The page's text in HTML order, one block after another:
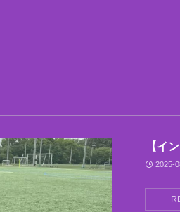
【イ
2025-